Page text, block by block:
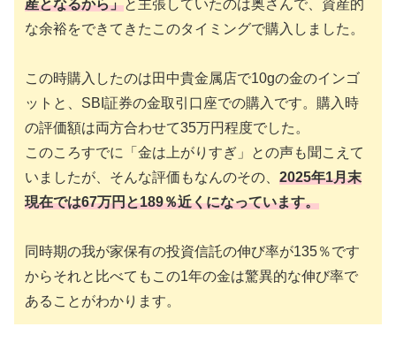
産となるから」と主張していたのは奥さんで、資産的
な余裕をできてきたこのタイミングで購入しました。
この時購入したのは田中貴金属店で10gの金のインゴ
ットと、SBI証券の金取引口座での購入です。購入時
の評価額は両方合わせて35万円程度でした。
このころすでに「金は上がりすぎ」との声も聞こえて
いましたが、そんな評価もなんのその、 2025年1月末
現在では67万円と189％近くになっています。
同時期の我が家保有の投資信託の伸び率が135％です
からそれと比べてもこの1年の金は驚異的な伸び率で
あることがわかります。